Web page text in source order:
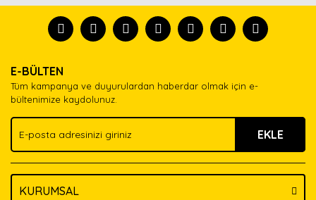
tanısın.
formunu kullanarak tarafımıza iletebilirsiniz.
Görüş ve önerileriniz için teşekkür ederiz.
Ürün açıklamasında eksik bilgiler bulunuyor.
Ürün bilgilerinde hatalar bulunuyor.
Ürün fiyatı diğer sitelerden daha pahalı.
Bu ürüne benzer farklı alternatifler olmalı.
E-BÜLTEN
Tüm kampanya ve duyurulardan haberdar olmak için e-
bültenimize kaydolunuz.
EKLE
KURUMSAL